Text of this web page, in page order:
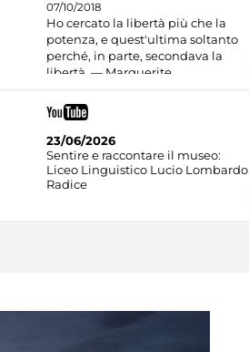
07/10/2018
Ho cercato la libertà più che la
potenza, e quest'ultima soltanto
perché, in parte, secondava la
libertà. — Marguerite
23/06/2026
Sentire e raccontare il museo:
Liceo Linguistico Lucio Lombardo
Radice